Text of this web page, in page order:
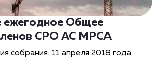
ежегодное Общее
СРО АС МРСА
собрания: 11 апреля 2018 года.